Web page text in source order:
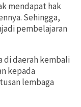
mendapat hak
Sehingga,
pembelajaran
di daerah kembali
kepada
lembaga